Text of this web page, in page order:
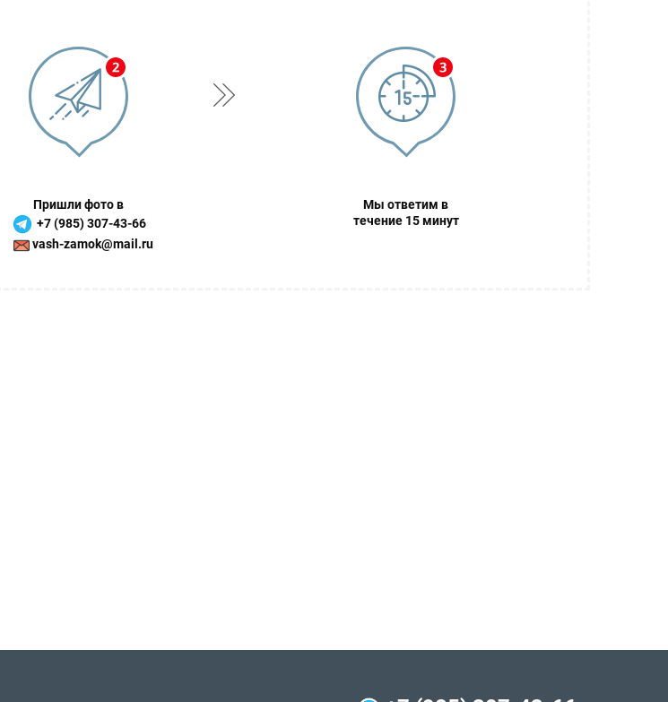
Пришли фото в
+7 (985) 307-43-66
vash-zamok@mail.ru
Мы ответим в
течение 15 минут